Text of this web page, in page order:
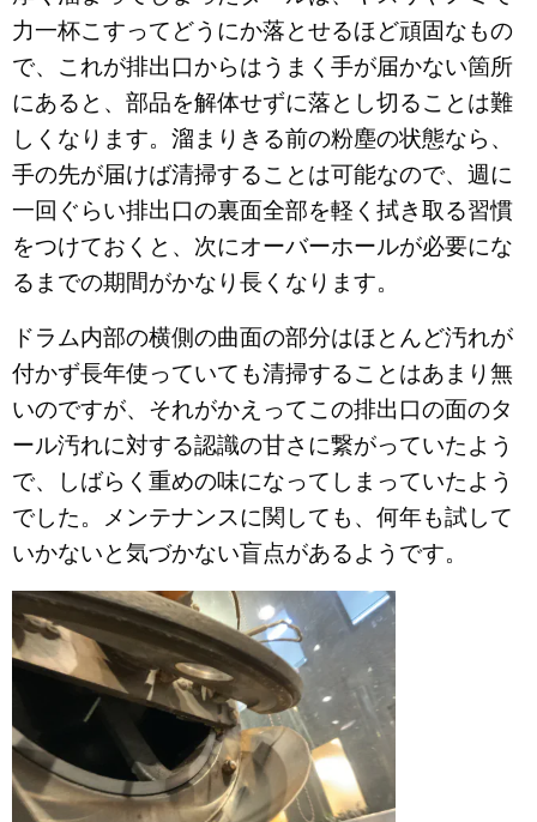
力一杯こすってどうにか落とせるほど頑固なもの
で、これが排出口からはうまく手が届かない箇所
にあると、部品を解体せずに落とし切ることは難
しくなります。溜まりきる前の粉塵の状態なら、
手の先が届けば清掃することは可能なので、週に
一回ぐらい排出口の裏面全部を軽く拭き取る習慣
をつけておくと、次にオーバーホールが必要にな
るまでの期間がかなり長くなります。
ドラム内部の横側の曲面の部分はほとんど汚れが
付かず長年使っていても清掃することはあまり無
いのですが、それがかえってこの排出口の面のタ
ール汚れに対する認識の甘さに繋がっていたよう
で、しばらく重めの味になってしまっていたよう
でした。メンテナンスに関しても、何年も試して
いかないと気づかない盲点があるようです。